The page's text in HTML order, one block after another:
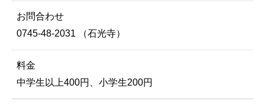
お問合わせ
0745-48-2031 （石光寺）
料金
中学生以上400円、小学生200円